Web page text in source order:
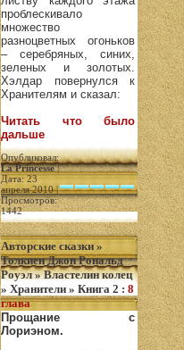
проблескивало
множество
разноцветных огоньков
– серебряных, синих,
зеленых и золотых.
Хэлдар повернулся к
Хранителям и сказал:
Читать что было
дальше
Опубликовал:
La Princesse|
Дата: 23
апреля 2010 |
Просмотров:
1442
Авторские сказки »
Толкиен Джон Рональд
Роуэл»Властелин колец
» Хранители » Книга 2 : 8
глава
Прощание с
Лориэном.